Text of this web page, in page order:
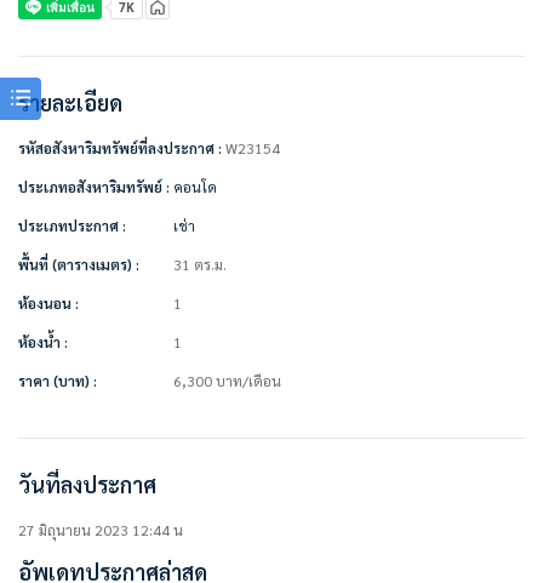
– ค่าเช่าเดือนแรก 1 เดือน = 6,300 บาท
– รวมทั้งหมด 18,900 บาท
————————–
เครื่องใช้ไฟฟ้า/เฟอร์นิเจอร์พร้อมอยู่
• แอร์
• ตู้เย็น
• ไมโครเวฟ
• เครื่องทำน้ำอุ่น
• เตียง + ที่นอน
• ตู้เสื้อผ้า
• ผ้าม่าน
• โซฟา
สิ่งอำนวยความสะดวกในโครงการ
• ห้องออกกำลังกาย
• สระว่ายน้ำ
• สวนหย่อม
• ระบบรักษาความปลอดภัยตลอด 24 ชม.
รายละเอียด
รหัสอสังหาริมทรัพย์ที่ลงประกาศ : W23154
ประเภทอสังหาริมทรัพย์ : คอนโด
ประเภทประกาศ :
เช่า
พื้นที่ (ตารางเมตร) :
31 ตร.ม.
ห้องนอน :
1
ห้องน้ำ :
1
ราคา (บาท) :
6,300บาท/เดือน
วันที่ลงประกาศ
27 มิถุนายน 2023 12:44 น
อัพเดทประกาศล่าสุด